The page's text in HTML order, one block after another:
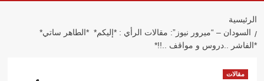
الرئيسية
السودان – “ميرور نيوز”: مقالات الرأي : *إليكم* *الطاهر ساتي*
*الفاشر ..دروس و مواقف ..!!*
مقالات